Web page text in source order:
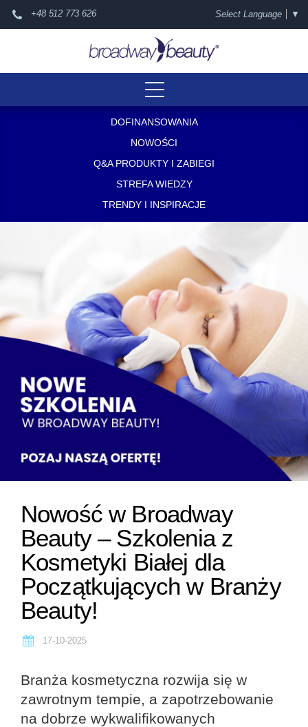
+48 512 773 626 Select Language ▼
DOFINANSOWANIA
NOWOŚCI
Q&A PRODUKTY I ZABIEGI
STREFA WIEDZY
TRENDY I INSPIRACJE
Nowość w Broadway
Beauty – Szkolenia z
Kosmetyki Białej dla
Początkujących w Branży
Beauty!
17-10-2025
Branża kosmetyczna rozwija się w
zawrotnym tempie, a zapotrzebowanie
na dobrze wykwalifikowanych